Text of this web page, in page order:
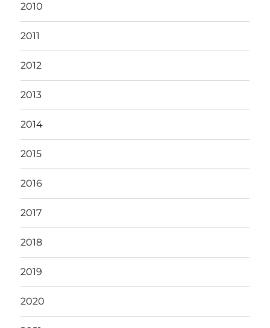
2010
2011
2012
2013
2014
2015
2016
2017
2018
2019
2020